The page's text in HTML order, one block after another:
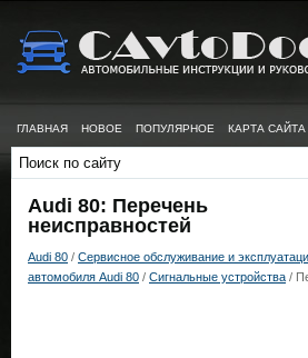
ГЛАВНАЯ НОВОЕ ПОПУЛЯРНОЕ КАРТА САЙТА
Audi 80: Перечень
неисправностей
Audi 80 / Сервисное обслуживание и эксплуатаци
автомобиля Audi 80 / Сигнальные устройства /